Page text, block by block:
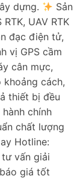
dựng.
Sản
UAV RTK
đạc điện tử,
vị GPS cầm
cân mực,
khoảng cách,
thiết bị đều
chính
chất lượng
Hotline:
vấn giải
giá tốt